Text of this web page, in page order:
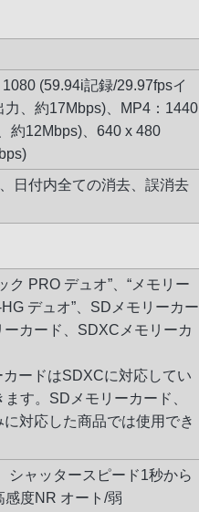
(59.94i記録/29.97fpsイ
力、約17Mbps)、MP4：1440
約12Mbps)、640 x 480
日付内全ての消去、誤消去
ク PRO デュオ”、“メモリー
デュオ”、SDメモリーカー
ーカード、SDXCメモリーカ
ードはSDXCに対応してい
す。SDメモリーカード、
対応した商品では使用でき
シャッタースピード1秒から
度NR オート/弱